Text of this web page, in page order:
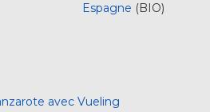
Espagne (BIO)
avec Vueling